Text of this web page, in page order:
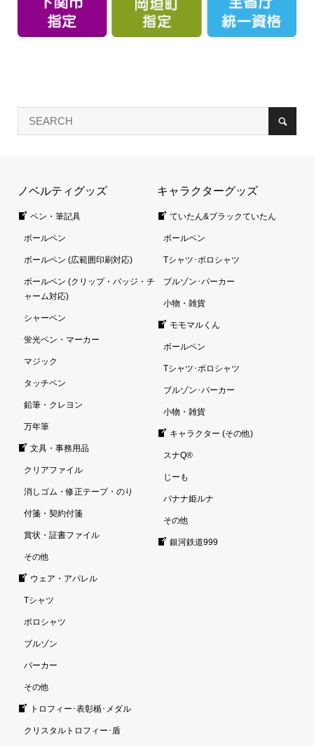
ノベルティグッズ
ペン・筆記具
ボールペン
ボールペン (広範囲印刷対応)
ボールペン (クリップ・バッジ・チ
ャーム対応)
シャーペン
蛍光ペン・マーカー
マジック
タッチペン
鉛筆・クレヨン
万年筆
文具・事務用品
クリアファイル
消しゴム・修正テープ・のり
付箋・契約付箋
賞状・証書ファイル
その他
ウェア・アパレル
Tシャツ
ポロシャツ
ブルゾン
パーカー
その他
トロフィー･表彰楯･メダル
クリスタルトロフィー･盾
キャラクターグッズ
ていたん&ブラックていたん
ボールペン
Tシャツ･ポロシャツ
ブルゾン･パーカー
小物・雑貨
モモマルくん
ボールペン
Tシャツ･ポロシャツ
ブルゾン･パーカー
小物・雑貨
キャラクター (その他)
スナQ®
じーも
バナナ姫ルナ
その他
銀河鉄道999